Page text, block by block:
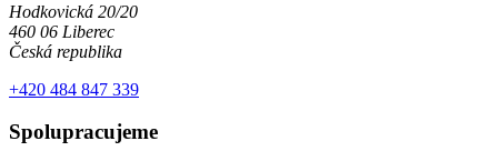
Hodkovická 20/20
460 06 Liberec
Česká republika
+420 484 847 339
Spolupracujeme